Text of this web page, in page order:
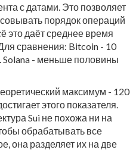
с датами. Это позволяет
порядок операций
это даёт среднее время
сравнения: Bitcoin - 10
Solana - меньше половины
максимум - 120
этого показателя.
Sui не похожа ни на
обрабатывать все
она разделяет их на две